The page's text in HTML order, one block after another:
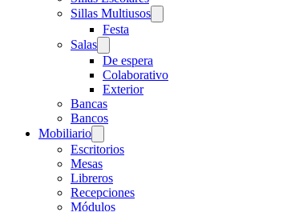
Sillas Multiusos
Festa
Salas
De espera
Colaborativo
Exterior
Bancas
Bancos
Mobiliario
Escritorios
Mesas
Libreros
Recepciones
Módulos